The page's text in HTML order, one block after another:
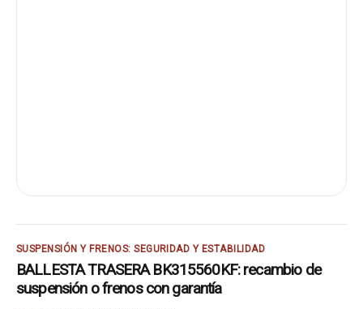
SUSPENSIÓN Y FRENOS: SEGURIDAD Y ESTABILIDAD
BALLESTA TRASERA BK315560KF: recambio de
suspensión o frenos con garantía